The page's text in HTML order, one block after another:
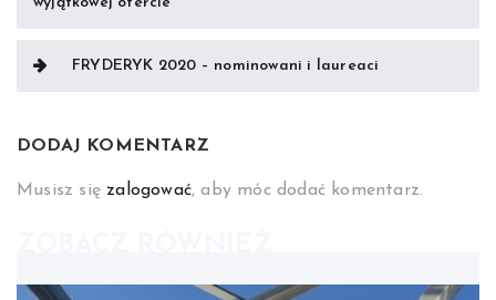
wpisu
FRYDERYK 2020 – nominowani i laureaci
DODAJ KOMENTARZ
Musisz się zalogować, aby móc dodać komentarz.